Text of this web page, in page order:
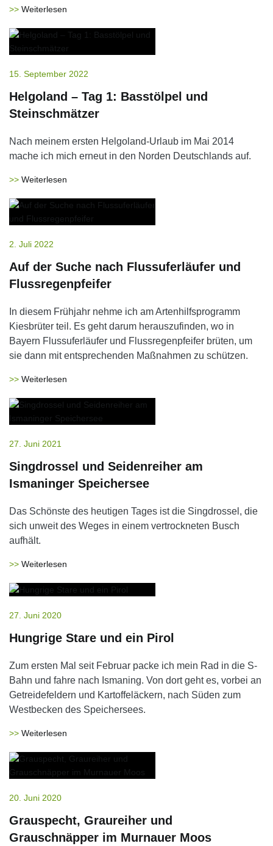
Weiterlesen
15. September 2022
Helgoland – Tag 1: Basstölpel und
Steinschmätzer
Nach meinem ersten Helgoland-Urlaub im Mai 2014
mache ich mich erneut in den Norden Deutschlands auf.
Weiterlesen
2. Juli 2022
Auf der Suche nach Flussuferläufer und
Flussregenpfeifer
In diesem Frühjahr nehme ich am Artenhilfsprogramm
Kiesbrüter teil. Es geht darum herauszufinden, wo in
Bayern Flussuferläufer und Flussregenpfeifer brüten, um
sie dann mit entsprechenden Maßnahmen zu schützen.
Weiterlesen
27. Juni 2021
Singdrossel und Seidenreiher am
Ismaninger Speichersee
Das Schönste des heutigen Tages ist die Singdrossel, die
sich unweit des Weges in einem vertrockneten Busch
aufhält.
Weiterlesen
27. Juni 2020
Hungrige Stare und ein Pirol
Zum ersten Mal seit Februar packe ich mein Rad in die S-
Bahn und fahre nach Ismaning. Von dort geht es, vorbei an
Getreidefeldern und Kartoffeläckern, nach Süden zum
Westbecken des Speichersees.
Weiterlesen
20. Juni 2020
Grauspecht, Graureiher und
Grauschnäpper im Murnauer Moos